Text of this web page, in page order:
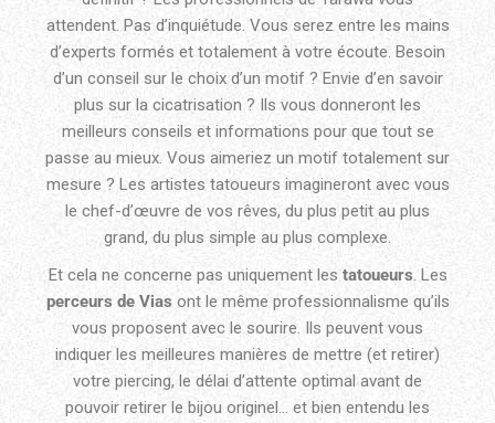
attendent. Pas d’inquiétude. Vous serez entre les mains
d’experts formés et totalement à votre écoute. Besoin
d’un conseil sur le choix d’un motif ? Envie d’en savoir
plus sur la cicatrisation ? Ils vous donneront les
meilleurs conseils et informations pour que tout se
passe au mieux. Vous aimeriez un motif totalement sur
mesure ? Les artistes tatoueurs imagineront avec vous
le chef-d’œuvre de vos rêves, du plus petit au plus
grand, du plus simple au plus complexe.
Et cela ne concerne pas uniquement les tatoueurs. Les
perceurs de Vias ont le même professionnalisme qu’ils
vous proposent avec le sourire. Ils peuvent vous
indiquer les meilleures manières de mettre (et retirer)
votre piercing, le délai d’attente optimal avant de
pouvoir retirer le bijou originel… et bien entendu les